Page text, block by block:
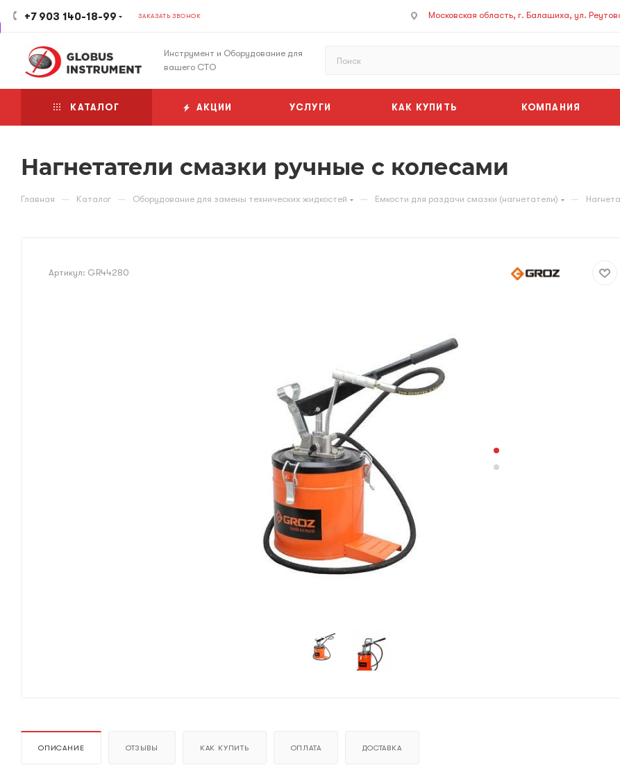
+7 903 140-18-99 ЗАКАЗАТЬ ЗВОНОК Московская область, г. Балашиха, ул.
Инструмент и Оборудование для
вашего СТО
КАТАЛОГ АКЦИИ УСЛУГИ КАК КУПИТЬ КОМПАНИЯ
Нагнетатели смазки ручные с колесами
Главная — Каталог — Оборудование для замены технических жидкостей — Емкости для раздачи смазки (нагнетатели) —
Артикул: GR44280
ОПИСАНИЕ ОТЗЫВЫ КАК КУПИТЬ ОПЛАТА ДОСТАВКА